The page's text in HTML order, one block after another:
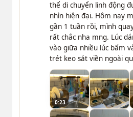
thể di chuyển linh động
nhìn hiện đại. Hôm nay
gần 1 tuần rồi, mình
rất chắc nha mng. Lúc
vào giữa nhiều lúc bấm
trét keo sát viền ngoài
0:23